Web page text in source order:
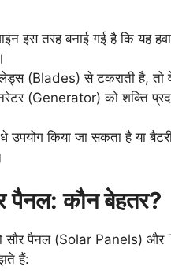
इस तरह बनाई गई है कि यह
(Blades) से टकराती है,
(Generator) को शक्ति
उपयोग किया जा सकता है या
पैनल: कौन बेहतर?
सौर पैनल (Solar Panels)
हैं: